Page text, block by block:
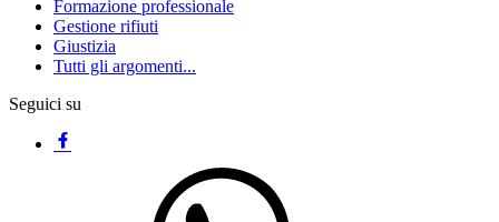
Formazione professionale
Gestione rifiuti
Giustizia
Tutti gli argomenti...
Seguici su